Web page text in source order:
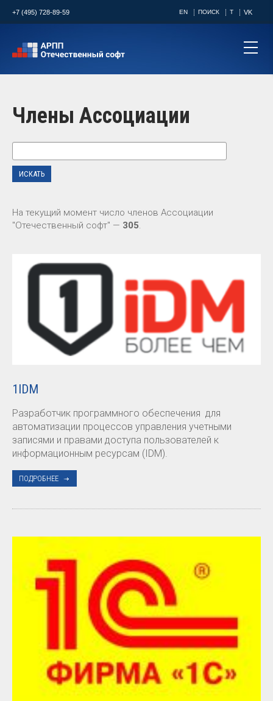
+7 (495) 728-89-59 EN ПОИСК T VK
Члены Ассоциации
На текущий момент число членов Ассоциации
"Отечественный софт" — 305.
1IDM
Разработчик программного обеспечения для
автоматизации процессов управления учетными
записями и правами доступа пользователей к
информационным ресурсам (IDM).
ПОДРОБНЕЕ